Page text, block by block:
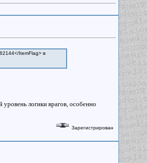
ItemFlag> в
логики врагов, особенно
Зарегистрирован